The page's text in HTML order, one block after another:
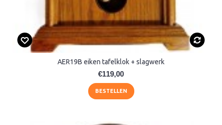
AER19B eiken tafelklok + slagwerk
€119,00
BESTELLEN